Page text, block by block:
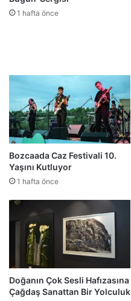
1 hafta önce
Bozcaada Caz Festivali 10.
Yaşını Kutluyor
1 hafta önce
Doğanın Çok Sesli Hafızasına
Çağdaş Sanattan Bir Yolculuk